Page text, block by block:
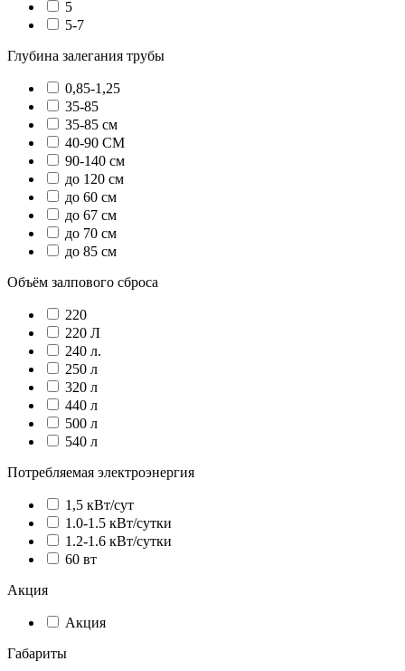
5
5-7
Глубина залегания трубы
0,85-1,25
35-85
35-85 см
40-90 СМ
90-140 см
до 120 см
до 60 см
до 67 см
до 70 см
до 85 см
Объём залпового сброса
220
220 Л
240 л.
250 л
320 л
440 л
500 л
540 л
Потребляемая электроэнергия
1,5 кВт/сут
1.0-1.5 кВт/сутки
1.2-1.6 кВт/сутки
60 вт
Акция
Акция
Габариты